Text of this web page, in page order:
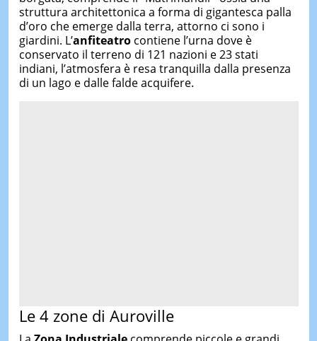
struttura architettonica a forma di gigantesca palla
d’oro che emerge dalla terra, attorno ci sono i
giardini. L’anfiteatrocontiene l’urna dove è
conservato il terreno di 121 nazioni e 23 stati
indiani, l’atmosfera è resa tranquilla dalla presenza
di un lago e dalle falde acquifere.
Le 4 zone di Auroville